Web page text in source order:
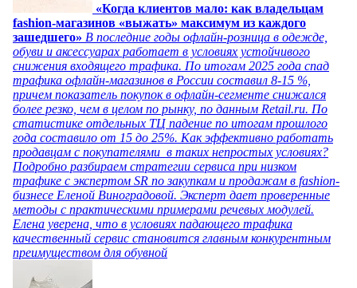
«Когда клиентов мало: как владельцам
fashion-магазинов «выжать» максимум из каждого
зашедшего» В последние годы офлайн-розница в одежде,
обуви и аксессуарах работает в условиях устойчивого
снижения входящего трафика. По итогам 2025 года спад
трафика офлайн-магазинов в России составил 8-15 %,
причем показатель покупок в офлайн-сегменте снижался
более резко, чем в целом по рынку, по данным Retail.ru. По
статистике отдельных ТЦ падение по итогам прошлого
года составило от 15 до 25%. Как эффективно работать
продавцам с покупателями в таких непростых условиях?
Подробно разбираем стратегии сервиса при низком
трафике с экспертом SR по закупкам и продажам в fashion-
бизнесе Еленой Виноградовой. Эксперт дает проверенные
методы с практическими примерами речевых модулей.
Елена уверена, что в условиях падающего трафика
качественный сервис становится главным конкурентным
преимуществом для обувной